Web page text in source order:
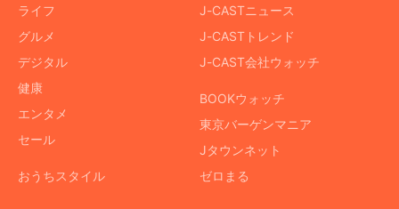
ライフ
グルメ
デジタル
健康
エンタメ
セール
おうちスタイル
J-CASTニュース
J-CASTトレンド
J-CAST会社ウォッチ
BOOKウォッチ
東京バーゲンマニア
Jタウンネット
ゼロまる